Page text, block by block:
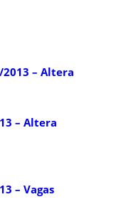
2013 – Altera
– Altera
– Vagas